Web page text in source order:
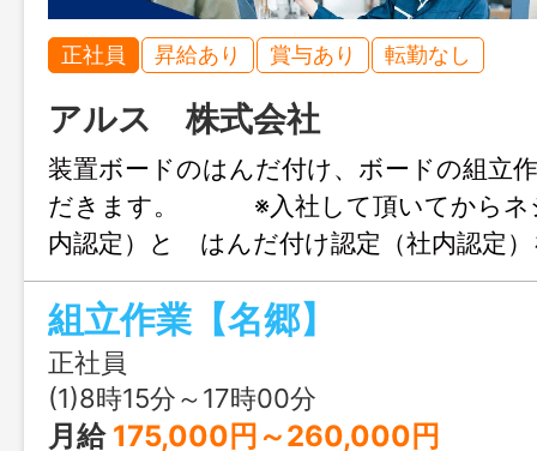
正社員 昇給あり 賞与あり 転勤なし
アルス 株式会社
装置ボードのはんだ付け、ボードの組立
だきます。 ※入社して頂いてからネ
内認定）と はんだ付け認定（社内認定
だきますが、丁寧に教育いたしますので
ください。 ※県外出張をお願いするこ
期間：２週間から１カ月程度（土日は
囲：会社が定める業務
組立作業【名郷】
正社員
(1)8時15分～17時00分
月給 175,000円～260,000円